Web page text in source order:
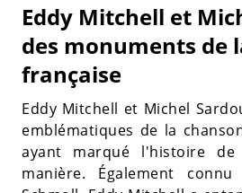
Eddy Mitchell et
des monuments de
française
Eddy Mitchell et Michel
emblématiques de la
ayant marqué l'histoire
manière. Également